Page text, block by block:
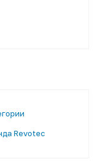
Revotec